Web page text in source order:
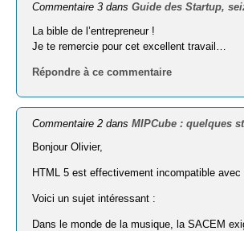
Commentaire 3 dansGuide des Startup,
La bible de l’entrepreneur !
Je te remercie pour cet excellent travail…
Répondre à ce commentaire
Commentaire 2 dansMIPCube : quelques
Bonjour Olivier,
HTML 5 est effectivement incompatible
Voici un sujet intéressant :
Dans le monde de la musique, la SACEM